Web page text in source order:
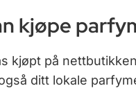
kjøpe
kjøpt på
ditt lokale